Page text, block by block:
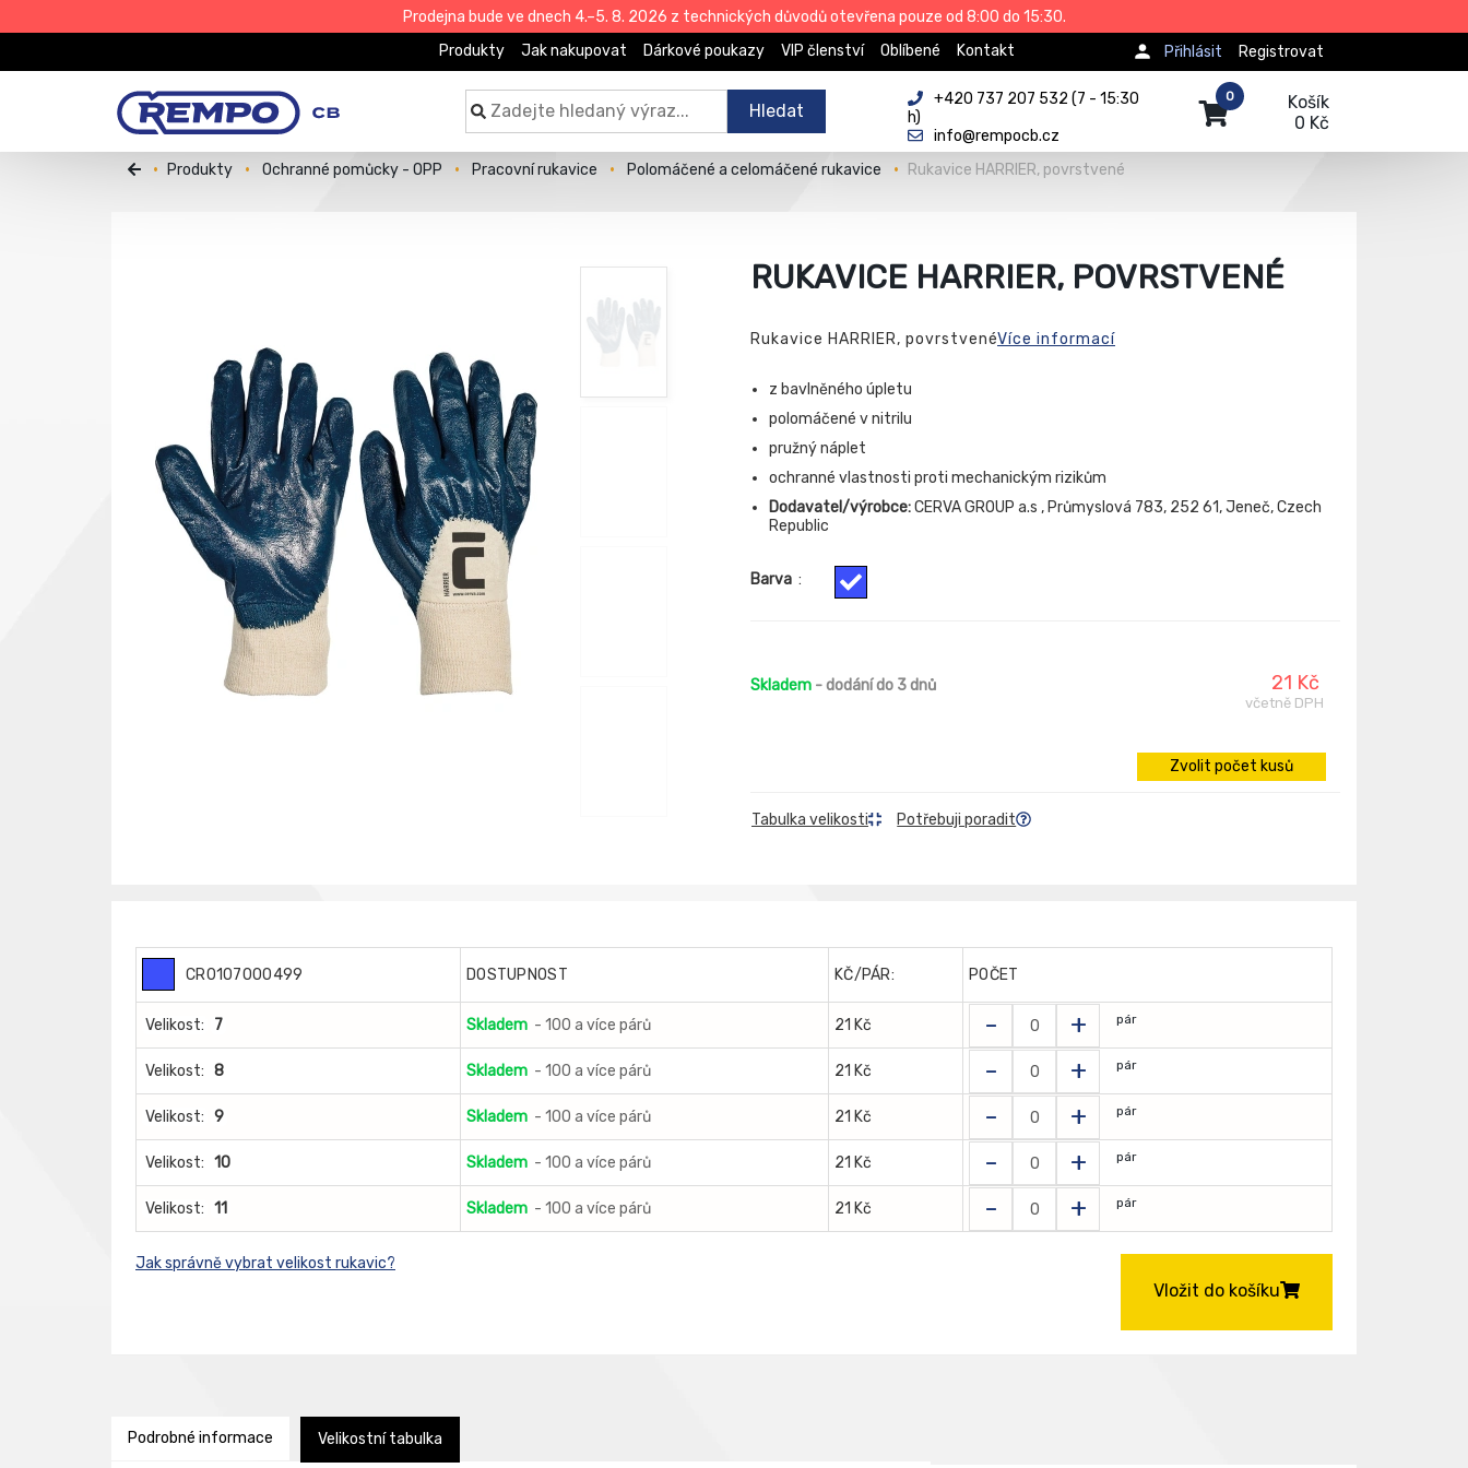
Prodejna bude ve dnech 4.–5. 8. 2026 z technických důvodů otevřena pouze od 8:00 do 15:30.
Produkty
Jak nakupovat Dárkové poukazy VIP členství Oblíbené Kontakt Registrovat
Přihlásit
Hledat
+420 737 207 532 (7 - 15:30
h)
info@rempocb.cz
Košík
0 Kč
0
Produkty Ochranné pomůcky - OPP Pracovní rukavice Polomáčené a celomáčené rukavice Rukavice HARRIER, povrstvené
RUKAVICE HARRIER, POVRSTVENÉ
Rukavice HARRIER, povrstvenéVíce informací
z bavlněného úpletu
polomáčené v nitrilu
pružný náplet
ochranné vlastnosti proti mechanickým rizikům
Dodavatel/výrobce:CERVA GROUP a.s , Průmyslová 783, 252 61, Jeneč, Czech
Republic
Barva :
Skladem - dodání do 3 dnů 21 Kč
včetně DPH
Zvolit počet kusů
Tabulka velikosti Potřebuji poradit
CR0107000499 DOSTUPNOST KČ/PÁR: POČET
Velikost: 7 Skladem - 100 a více párů 21 Kč - + pár
Velikost: 8 Skladem - 100 a více párů 21 Kč - + pár
Velikost: 9 Skladem - 100 a více párů 21 Kč - + pár
Velikost: 10 Skladem - 100 a více párů 21 Kč - + pár
Velikost: 11 Skladem - 100 a více párů 21 Kč - + pár
Jak správně vybrat velikost rukavic?
Vložit do košíku
Podrobné informace Velikostní tabulka